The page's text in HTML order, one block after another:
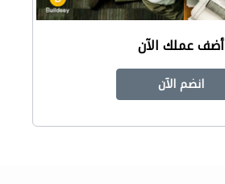
أضف عملك الآن
انضم الآن